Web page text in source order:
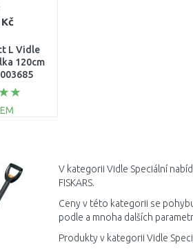
L Vidle
120cm
V kategorii Vidle Speciální
FISKARS.
Ceny v této kategorii se
podle a mnoha dalších
Produkty v kategorii Vidle